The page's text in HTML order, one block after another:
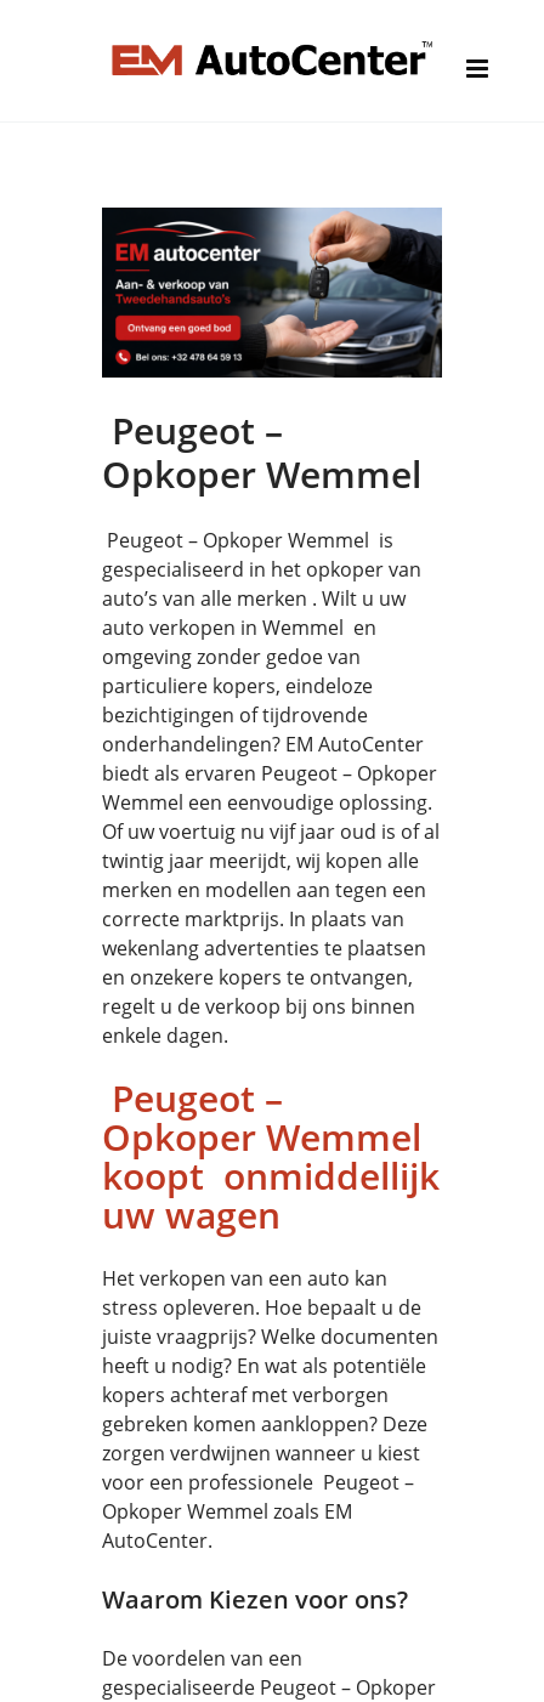
Peugeot –
Opkoper Wemmel
Peugeot – Opkoper Wemmel is
gespecialiseerd in het opkoper van
auto’s van alle merken . Wilt u uw
auto verkopen in Wemmel en
omgeving zonder gedoe van
particuliere kopers, eindeloze
bezichtigingen of tijdrovende
onderhandelingen? EM AutoCenter
biedt als ervaren Peugeot – Opkoper
Wemmel een eenvoudige oplossing.
Of uw voertuig nu vijf jaar oud is of al
twintig jaar meerijdt, wij kopen alle
merken en modellen aan tegen een
correcte marktprijs. In plaats van
wekenlang advertenties te plaatsen
en onzekere kopers te ontvangen,
regelt u de verkoop bij ons binnen
enkele dagen.
Peugeot –
Opkoper Wemmel
koopt onmiddellijk
uw wagen
Het verkopen van een auto kan
stress opleveren. Hoe bepaalt u de
juiste vraagprijs? Welke documenten
heeft u nodig? En wat als potentiële
kopers achteraf met verborgen
gebreken komen aankloppen? Deze
zorgen verdwijnen wanneer u kiest
voor een professionele Peugeot –
Opkoper Wemmel zoals EM
AutoCenter.
Waarom Kiezen voor ons?
De voordelen van een
gespecialiseerde Peugeot – Opkoper